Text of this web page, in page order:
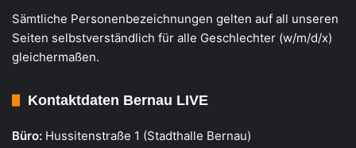
Sämtliche Personenbezeichnungen gelten auf all unseren
Seiten selbstverständlich für alle Geschlechter (w/m/d/x)
gleichermaßen.
Kontaktdaten Bernau LIVE
Büro: Hussitenstraße 1 (Stadthalle Bernau)